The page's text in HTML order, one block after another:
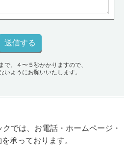
、４〜５秒かかりますので、
いようにお願いいたします。
では、お電話・ホームページ・
承っております。